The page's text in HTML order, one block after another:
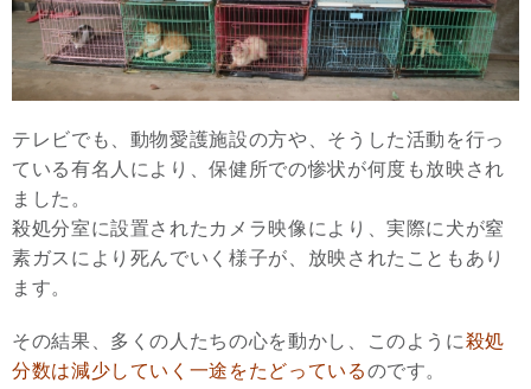
テレビでも、動物愛護施設の方や、そうした活動を行っ
ている有名人により、保健所での惨状が何度も放映され
ました。
殺処分室に設置されたカメラ映像により、実際に犬が窒
素ガスにより死んでいく様子が、放映されたこともあり
ます。
その結果、多くの人たちの心を動かし、このように殺処
分数は減少していく一途をたどっているのです。